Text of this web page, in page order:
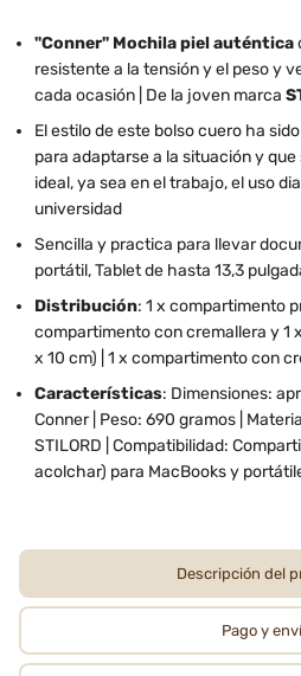
"Conner" Mochila piel auténtica
resistente a la tensión y el peso y
cada ocasión | De la joven marca
El estilo de este bolso cuero ha
para adaptarse a la situación y
ideal, ya sea en el trabajo, el uso
universidad
Sencilla y practica para llevar
portátil, Tablet de hasta 13,3
Distribución: 1 x compartimento
compartimento con cremallera y 1
x 10 cm) | 1 x compartimento con
Características: Dimensiones:
Conner | Peso: 690 gramos |
STILORD | Compatibilidad:
acolchar) para MacBooks y
Descripción del
Pago y